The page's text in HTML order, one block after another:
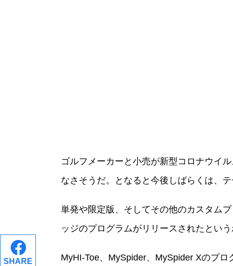
SHARE
ゴルフメーカーと小売が新型コロナウイ
なさそうだ。となると今後しばらくは、
単発や限定版、そしてその他のカスタム
ッジのプログラムがリリースされたという
MyHI-Toe、MySpider、MySpider Xのプ